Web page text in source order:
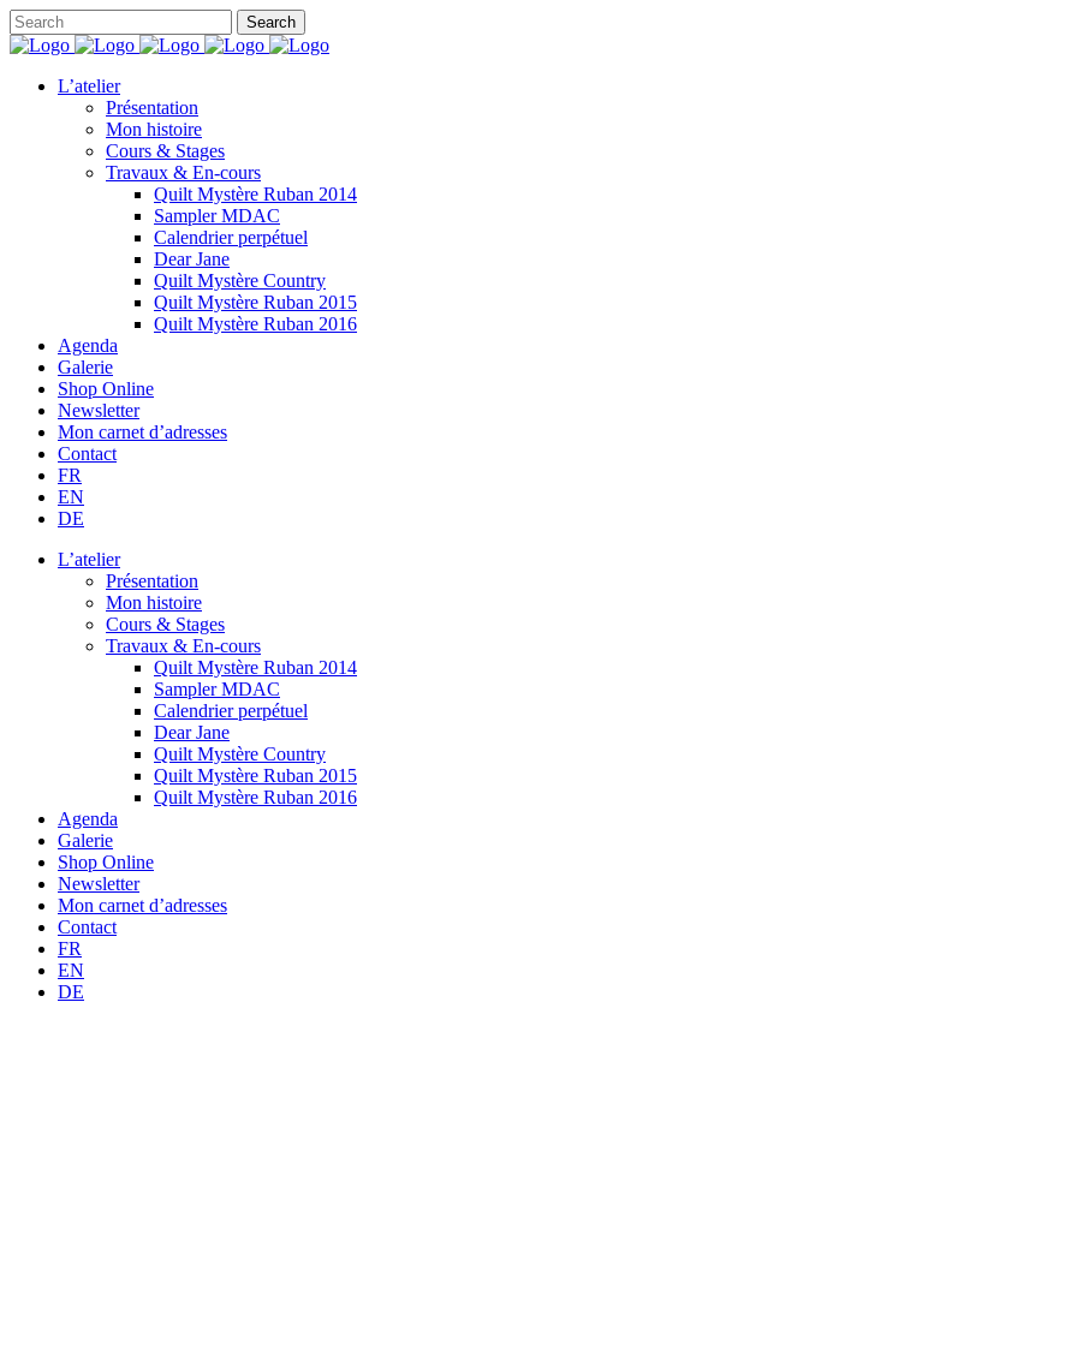
L’atelier
Présentation
Mon histoire
Cours & Stages
Travaux & En-cours
Quilt Mystère Ruban 2014
Sampler MDAC
Calendrier perpétuel
Dear Jane
Quilt Mystère Country
Quilt Mystère Ruban 2015
Quilt Mystère Ruban 2016
Agenda
Galerie
Shop Online
Newsletter
Mon carnet d’adresses
Contact
FR
EN
DE
L’atelier
Présentation
Mon histoire
Cours & Stages
Travaux & En-cours
Quilt Mystère Ruban 2014
Sampler MDAC
Calendrier perpétuel
Dear Jane
Quilt Mystère Country
Quilt Mystère Ruban 2015
Quilt Mystère Ruban 2016
Agenda
Galerie
Shop Online
Newsletter
Mon carnet d’adresses
Contact
FR
EN
DE